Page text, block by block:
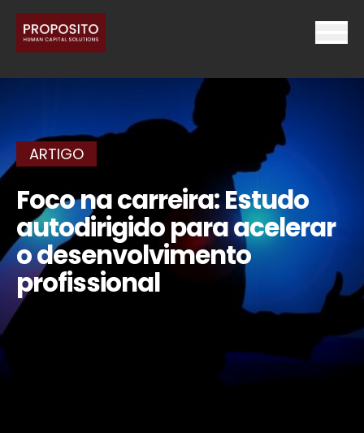
ARTIGO
Foco na carreira: Estudo
autodirigido para acelerar
o desenvolvimento
profissional